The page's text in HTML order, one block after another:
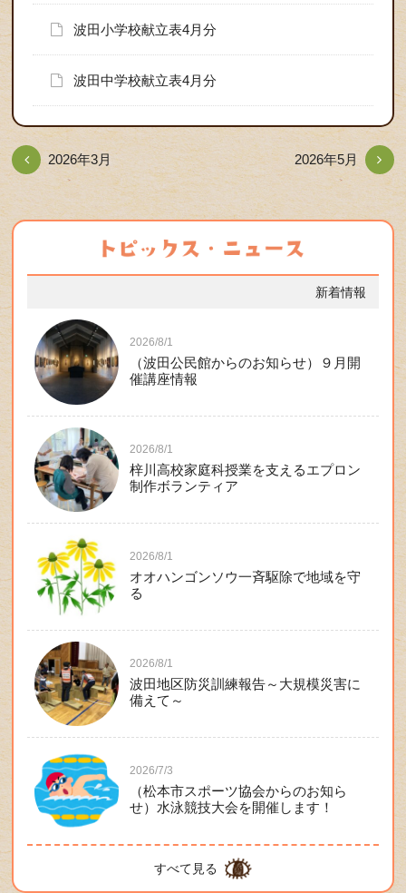
波田小学校献立表4月分
波田中学校献立表4月分
2026年3月 2026年5月
新着情報
2026/8/1
（波田公民館からのお知らせ）９月開
催講座情報
2026/8/1
梓川高校家庭科授業を支えるエプロン
制作ボランティア
2026/8/1
オオハンゴンソウ一斉駆除で地域を守
る
2026/8/1
波田地区防災訓練報告～大規模災害に
備えて～
2026/7/3
（松本市スポーツ協会からのお知ら
せ）水泳競技大会を開催します！
すべて見る